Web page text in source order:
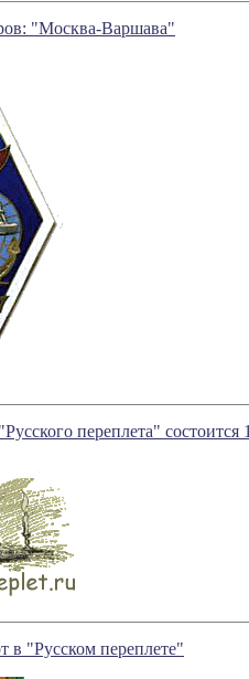
"Москва-Варшава"
переплета" состоится
в "Русском переплете"